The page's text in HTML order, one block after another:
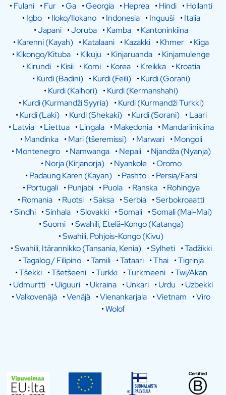
•Fulani •Fur •Ga •Georgia •Heprea •Hindi •Hollanti
•Igbo •Iloko/Ilokano •Indonesia •Inguuši •Italia
•Japani •Joruba •Kamba •Kantoninkiina
•Karenni (Kayah) •Katalaani •Kazakki •Khmer •Kiga
•Kikongo/Kituba •Kikuju •Kinjaruanda •Kinjamulenge
•Kirundi •Kisii •Komi •Korea •Kreikka •Kroatia
•Kurdi (Badini) •Kurdi (Feili) •Kurdi (Gorani)
•Kurdi (Kalhori) •Kurdi (Kermanshahi)
•Kurdi (Kurmandži Syyria) •Kurdi (Kurmandži Turkki)
•Kurdi (Laki) •Kurdi (Shekaki) •Kurdi (Sorani) •Laari
•Latvia •Liettua •Lingala •Makedonia •Mandariinikiina
•Mandinka •Mari (tšeremissi) •Marwari •Mongoli
•Montenegro •Namwanga •Nepali •Njandža (Nyanja)
•Norja (Kirjanorja) •Nyankole •Oromo
•Padaung Karen (Kayan) •Pashto •Persia/Farsi
•Portugali •Punjabi •Puola •Ranska •Rohingya
•Romania •Ruotsi •Saksa •Serbia •Serbokroaatti
•Sindhi •Sinhala •Slovakki •Somali •Somali (Mai-Mai)
•Suomi •Swahili, Etelä-Kongo (Katanga)
•Swahili, Pohjois-Kongo (Kivu)
•Swahili, Itärannikko (Tansania, Kenia) •Sylheti •Tadžikki
•Tagalog / Filipino •Tamili •Tataari •Thai •Tigrinja
•Tšekki •Tšetšeeni •Turkki •Turkmeeni •Twi/Akan
•Udmurtti •Uiguuri •Ukraina •Unkari •Urdu •Uzbekki
•Valkovenäjä •Venäjä •Vienankarjala •Vietnam •Viro
•Wolof